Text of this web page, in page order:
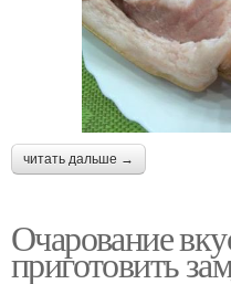
читать дальше →
Очарование
приготовить